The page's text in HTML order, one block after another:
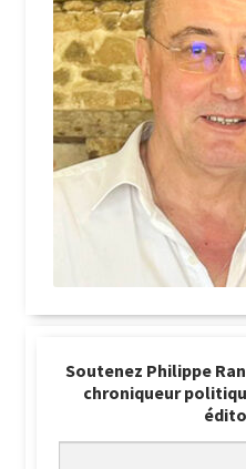
Soutenez Philippe
chroniqueur